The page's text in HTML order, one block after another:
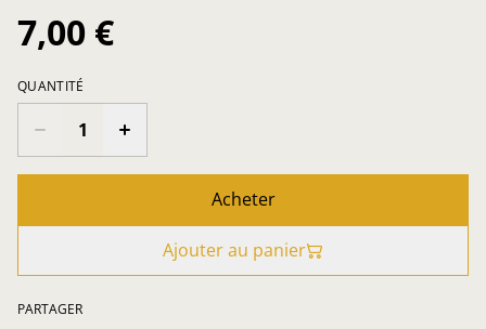
7,00 €
QUANTITÉ
Acheter
Ajouter au panier
PARTAGER